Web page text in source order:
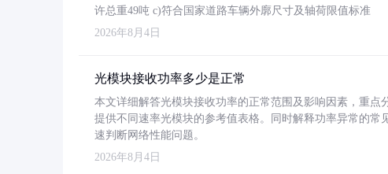
许总重49吨 c)符合国家道路车辆外廓尺寸及轴荷限值标准
2026年8月4日
光模块接收功率多少是正常
本文详细解答光模块接收功率的正常范围及影响因素，重点
提供不同速率光模块的参考值表格。同时解释功率异常的
速判断网络性能问题。
2026年8月4日